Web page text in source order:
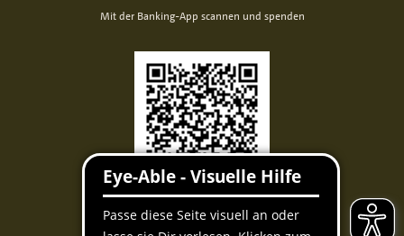
Mit der Banking-App scannen und spenden
FacebookInstagramYoutube